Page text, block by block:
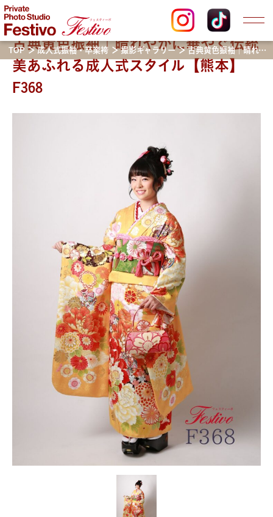
TOP 成人式振袖・卒業袴 撮影ギャラリー 古典黄色振袖｜晴れやかに華やぐ伝統美あふれる成人式スタイル【熊本】F368
古典黄色振袖｜晴れやかに華やぐ伝統
美あふれる成人式スタイル【熊本】
F368